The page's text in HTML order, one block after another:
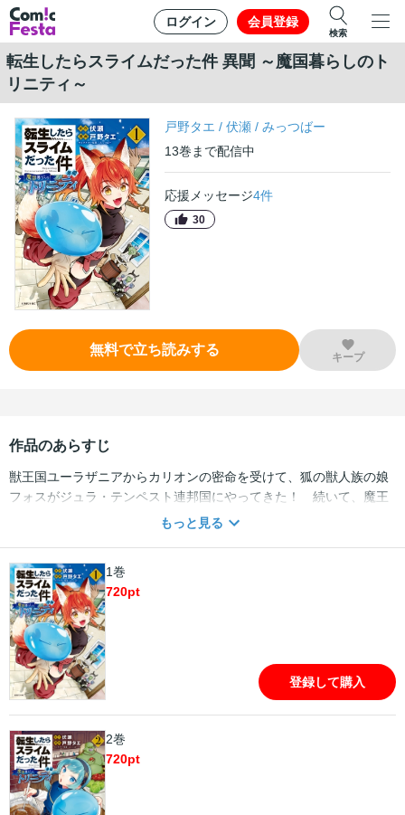
ログイン 会員登録
検索
転生したらスライムだった件 異聞 ～魔国暮らしのト
リニティ～
戸野タエ /伏瀬 /みっつばー
13巻 まで配信中
応援メッセージ4件
30
無料で立ち読みする キープ
作品のあらすじ
獣王国ユーラザニアからカリオンの密命を受けて、狐の獣人族の娘
フォスがジュラ・テンペスト連邦国にやってきた！ 続いて、魔王
ミリムを崇める竜の都から龍人族の娘ステラ、そして魔王フレイの
の思惑を秘めた3人の新たな住人は、驚愕すべき速度で発展するテン
ペストで何を見るのか？ 伏瀬先生原案・監修の『転生したらスラ
イムだった件』公式外伝開幕！！
もっと見る
1巻
720pt
登録して購入
2巻
720pt